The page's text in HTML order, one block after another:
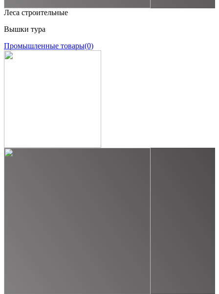
Леса строительные
Вышки тура
Промышленные товары(0)